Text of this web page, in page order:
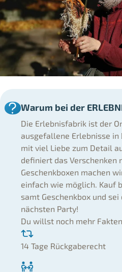
Warum bei der
Die Erlebnisfabrik ist der
ausgefallene Erlebnisse
mit viel Liebe zum Detail
definiert das Verschenken
Geschenkboxen machen
einfach wie möglich. Kauf
samt Geschenkbox und
nächsten Party!
Du willst noch mehr
14 Tage Rückgaberecht